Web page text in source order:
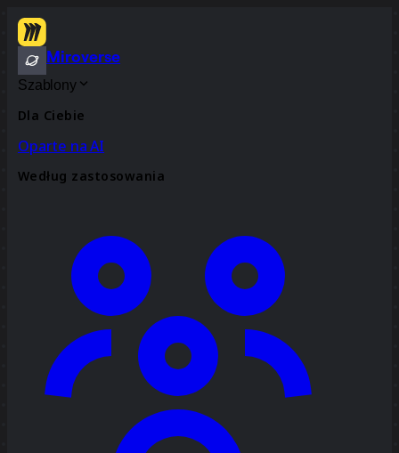
Miroverse
Szablony
Dla Ciebie
Oparte na AI
Według zastosowania